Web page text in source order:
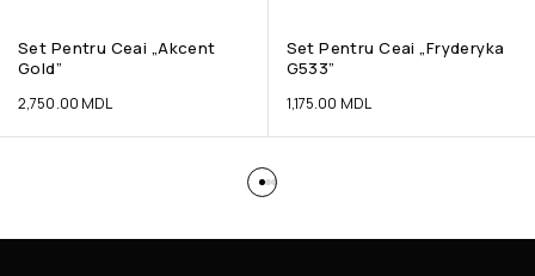
Set Pentru Ceai „Akcent
Gold”
2,750.00 MDL
Set Pentru Ceai „Fryderyka
G533”
1,175.00 MDL